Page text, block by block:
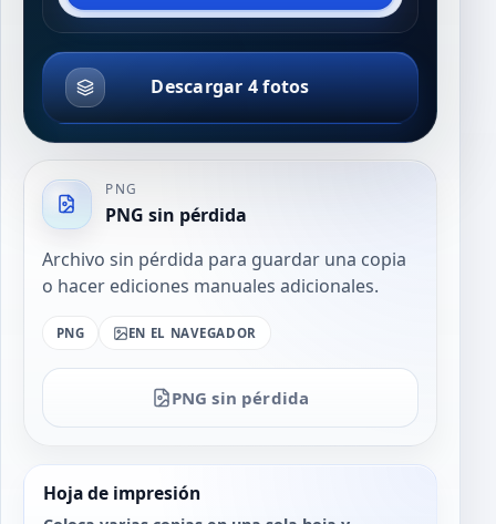
Descargar 4 fotos
PNG
PNG sin pérdida
Archivo sin pérdida para guardar una copia
o hacer ediciones manuales adicionales.
PNG EN EL NAVEGADOR
PNG sin pérdida
Hoja de impresión